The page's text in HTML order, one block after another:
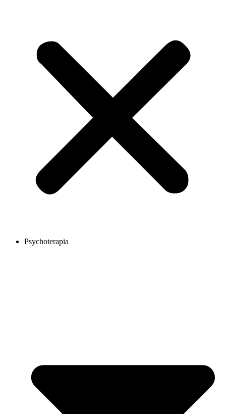
Psychoterapia